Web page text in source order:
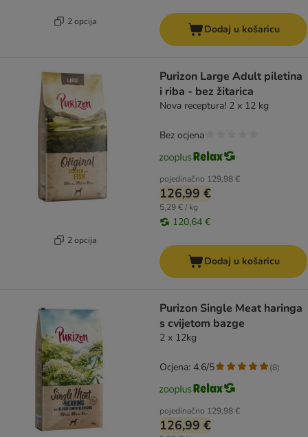
2 opcija
Dodaj u košaricu
2 opcija
Purizon Large Adult piletina
i riba - bez žitarica
Nova receptura! 2 x 12 kg
pojedinačno 129,98 €
126,99 €
5,29 € / kg
120,64 €
Bez ocjena
Dodaj u košaricu
Purizon Single Meat haringa
s cvijetom bazge
2 x 12kg
pojedinačno 129,98 €
126,99 €
Ocjena: 4.6/5 (8)